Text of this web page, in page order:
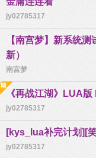
jy02785317
【南宫梦】新系统
新）
南宫梦
《再战江湖》LUA版
jy02785317
[kys_lua补完计划][
jy02785317